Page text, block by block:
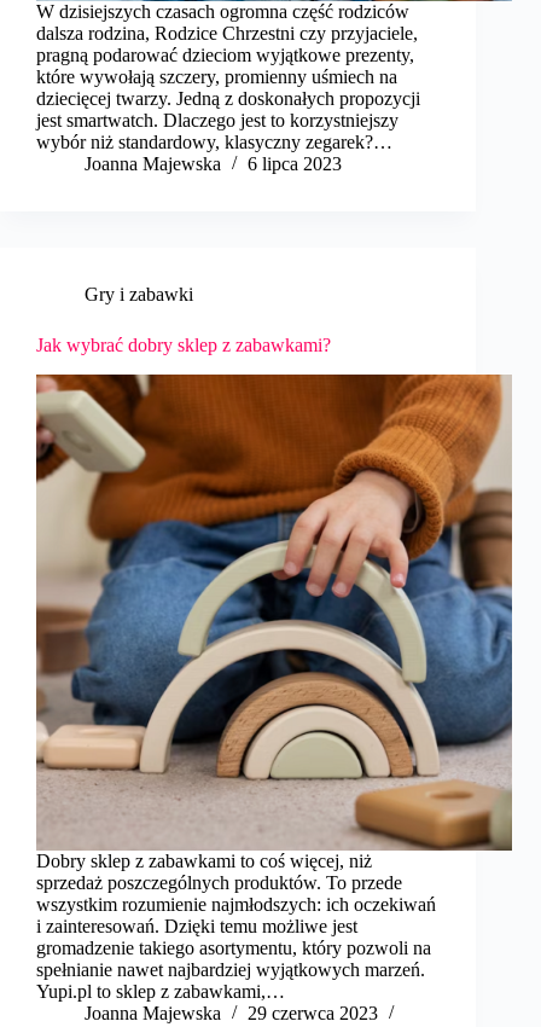
W dzisiejszych czasach ogromna część rodziców
dalsza rodzina, Rodzice Chrzestni czy przyjaciele,
pragną podarować dzieciom wyjątkowe prezenty,
które wywołają szczery, promienny uśmiech na
dziecięcej twarzy. Jedną z doskonałych propozycji
jest smartwatch. Dlaczego jest to korzystniejszy
wybór niż standardowy, klasyczny zegarek?…
Joanna Majewska
6 lipca 2023
Gry i zabawki
Jak wybrać dobry sklep z zabawkami?
Dobry sklep z zabawkami to coś więcej, niż
sprzedaż poszczególnych produktów. To przede
wszystkim rozumienie najmłodszych: ich oczekiwań
i zainteresowań. Dzięki temu możliwe jest
gromadzenie takiego asortymentu, który pozwoli na
spełnianie nawet najbardziej wyjątkowych marzeń.
Yupi.pl to sklep z zabawkami,…
Joanna Majewska
29 czerwca 2023